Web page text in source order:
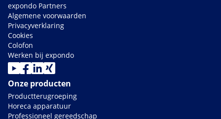
expondo Partners
Algemene voorwaarden
Privacyverklaring
Cookies
Colofon
Werken bij expondo
Onze producten
Productterugroeping
Horeca apparatuur
Professioneel gereedschap